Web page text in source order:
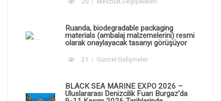
Ruanda, biodegradable packaging
materials (ambalaj malzemelerini) resmi
olarak onaylayacak tasarıyı görüşüyor
21 Güncel Gelişmeler
BLACK SEA MARINE EXPO 2026 –
Uluslararası Denizcilik Fuarı Burgaz'da